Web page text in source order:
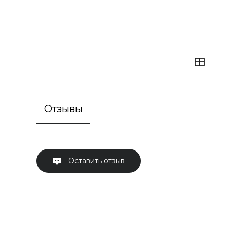
Отзывы
Оставить отзыв